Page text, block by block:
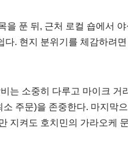
푼 뒤, 근처 로컬 숍에서
. 현지 분위기를 체감하려
는 소중히 다루고 마이크 거
주문)을 존중한다. 마지막
지켜도 호치민의 가라오케